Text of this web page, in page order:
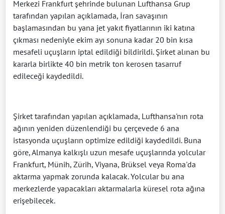
Merkezi Frankfurt şehrinde bulunan Lufthansa Grup
tarafından yapılan açıklamada, İran savaşının
başlamasından bu yana jet yakıt fiyatlarının iki katına
çıkması nedeniyle ekim ayı sonuna kadar 20 bin kısa
mesafeli uçuşların iptal edildiği bildirildi. Şirket alınan bu
kararla birlikte 40 bin metrik ton kerosen tasarruf
edileceği kaydedildi.
Şirket tarafından yapılan açıklamada, Lufthansa'nın rota
ağının yeniden düzenlendiği bu çerçevede 6 ana
istasyonda uçuşların optimize edildiği kaydedildi. Buna
göre, Almanya kalkışlı uzun mesafe uçuşlarında yolcular
Frankfurt, Münih, Zürih, Viyana, Brüksel veya Roma'da
aktarma yapmak zorunda kalacak. Yolcular bu ana
merkezlerde yapacakları aktarmalarla küresel rota ağına
erişebilecek.